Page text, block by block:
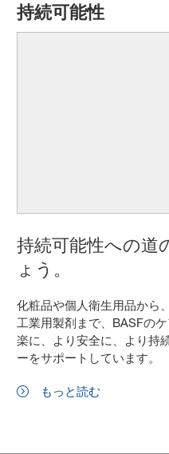
持続可能性
持続可能性への道
ょう。
化粧品や個人衛生用品から
工業用製剤まで、BASFの
楽に、より安全に、より持
ーをサポートしています。
もっと読む